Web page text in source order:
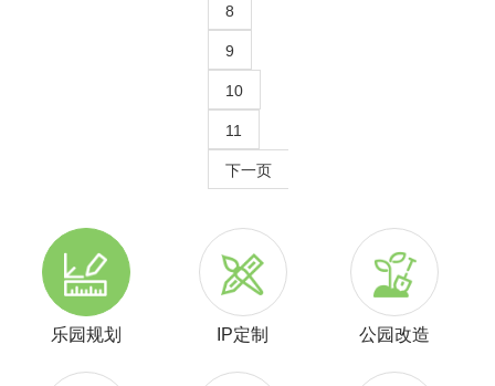
8
9
10
11
下一页
乐园规划 IP定制 公园改造